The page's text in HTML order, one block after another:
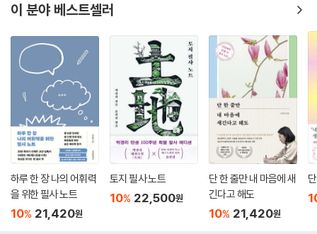
15 입학ㆍ졸업ㆍ합격ㆍ퇴임
17 사례(謝禮)
18 송별(送別)
19 책 또는 그림 기증
20 교회 관련
이 분야 베스트셀러
하루 한 장 나의 어휘력
을 위한 필사 노트
10% 21,420원
토지 필사 노트
10% 22,500원
단 한 줄만 내 마음에 새
긴다고 해도
10% 21,420원